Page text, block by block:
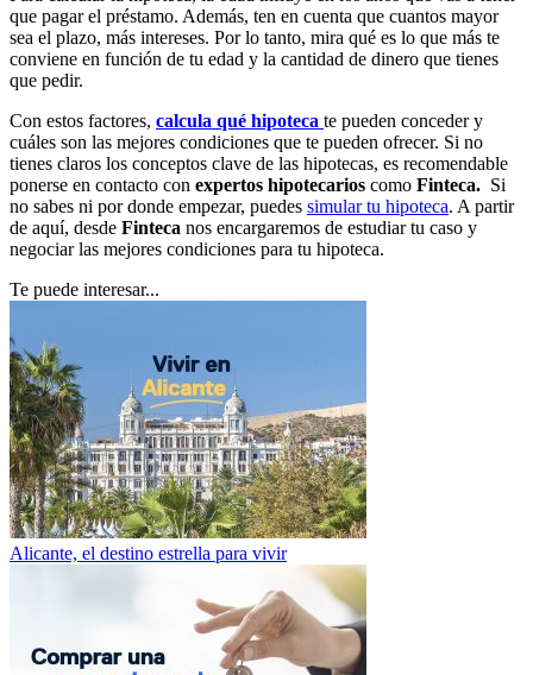
que pagar el préstamo. Además, ten en cuenta que cuantos mayor
sea el plazo, más intereses. Por lo tanto, mira qué es lo que más te
conviene en función de tu edad y la cantidad de dinero que tienes
que pedir.
Con estos factores, calcula qué hipoteca te pueden conceder y
cuáles son las mejores condiciones que te pueden ofrecer. Si no
tienes claros los conceptos clave de las hipotecas, es recomendable
ponerse en contacto con expertos hipotecarios como Finteca. Si
no sabes ni por donde empezar, puedes simular tu hipoteca. A partir
de aquí, desde Finteca nos encargaremos de estudiar tu caso y
negociar las mejores condiciones para tu hipoteca.
Te puede interesar...
Alicante, el destino estrella para vivir